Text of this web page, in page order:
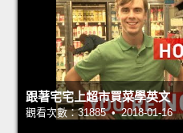
跟著宅宅上超市買菜學英文
觀看次數：31885 • 2018-01-16